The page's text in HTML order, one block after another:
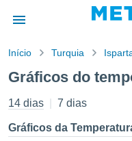
da
foi
por
para
Início Turquia
Gráficos do
14 dias 7 dias
Gráficos da